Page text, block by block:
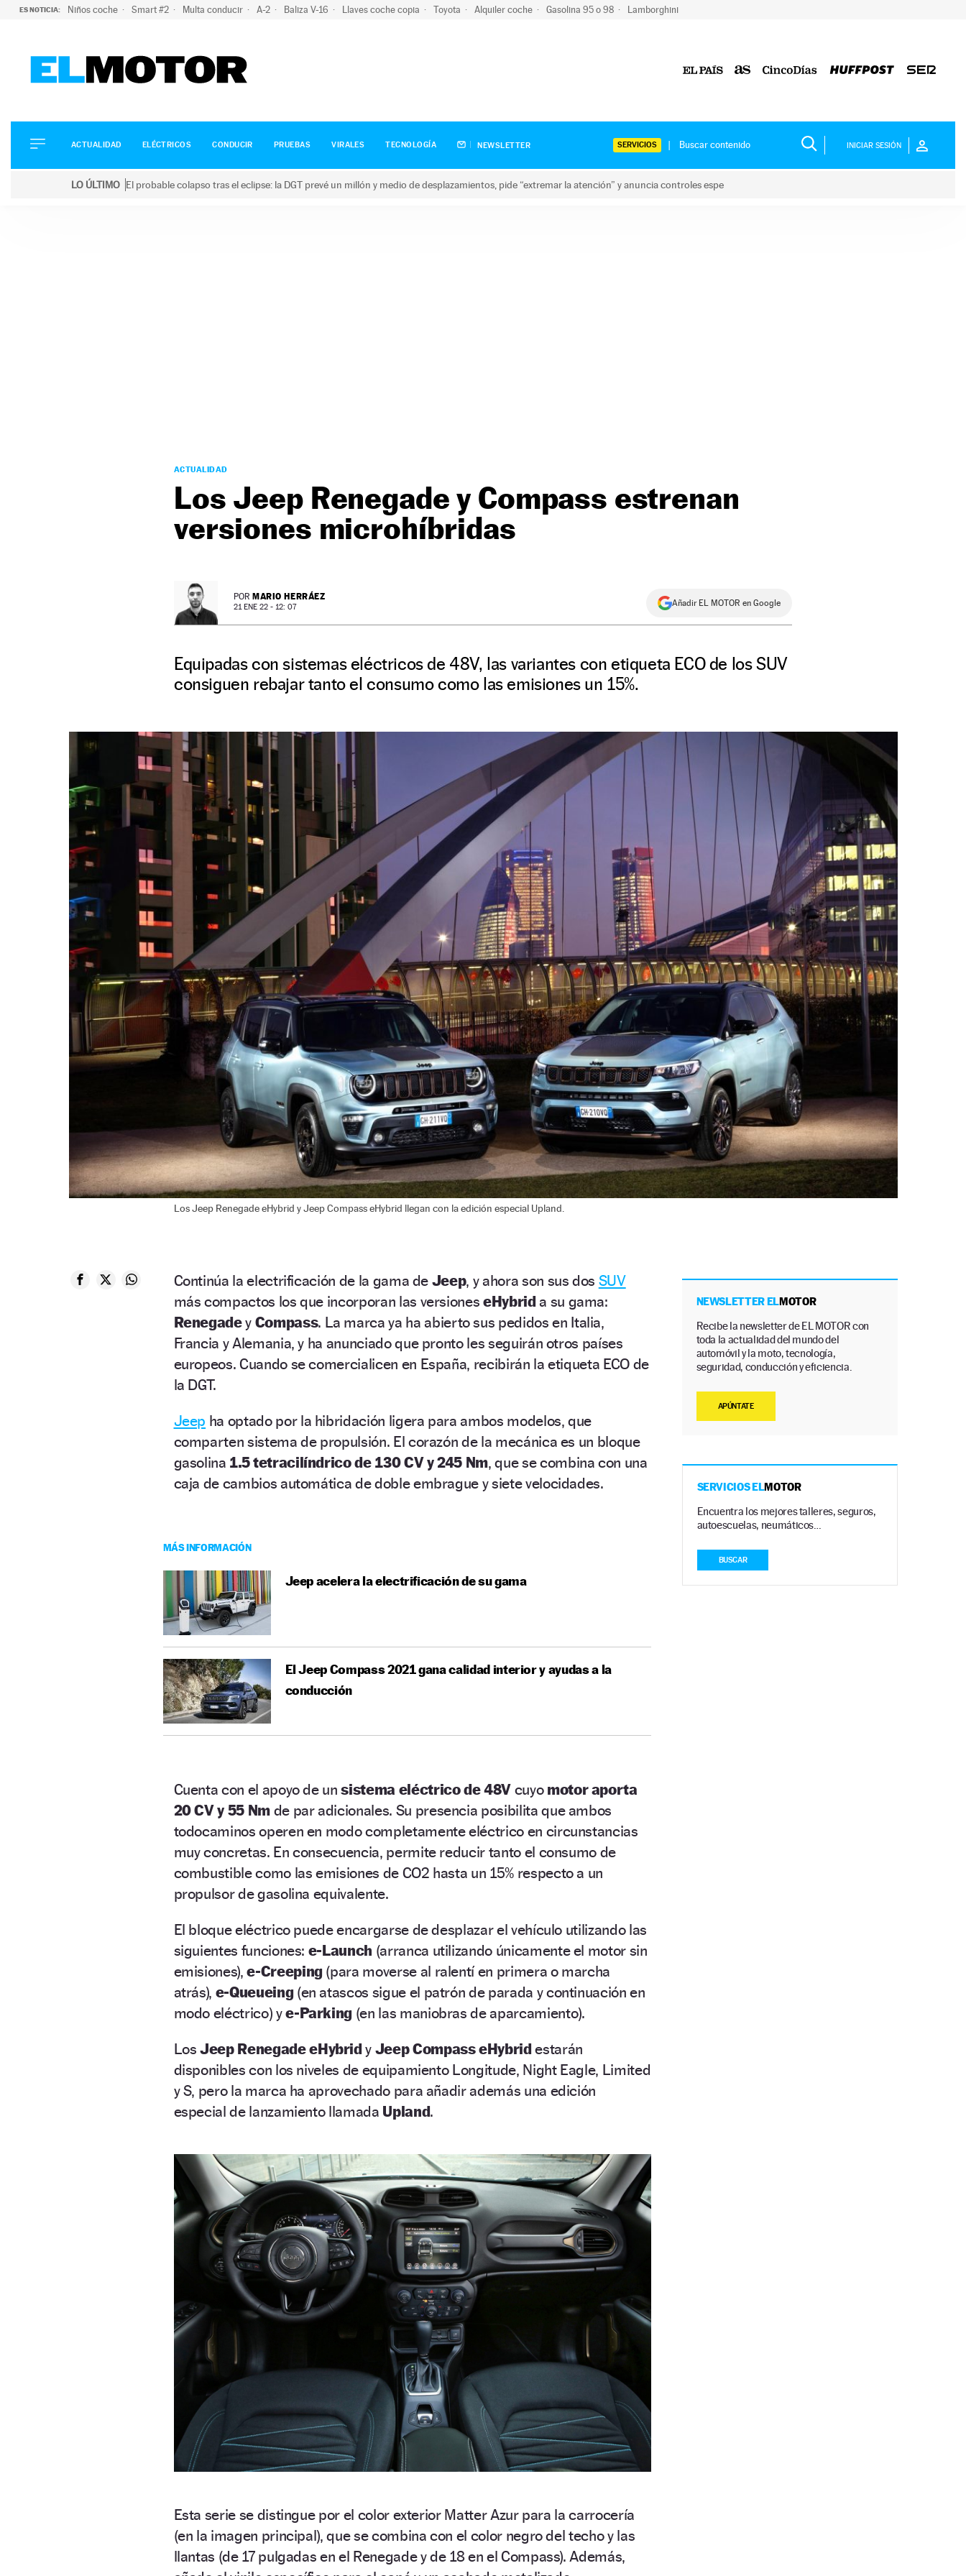
ES NOTICIA: Niños coche Smart #2 Multa conducir A-2 Baliza V-16 Llaves coche copia Toyota Alquiler coche Gasolina 95 o 98 Lamborghini
ELÉCTRICOS
CONDUCIR
ACTUALIDAD ELÉCTRICOS CONDUCIR PRUEBAS VIRALES TECNOLOGÍA NEWSLETTER SERVICIOS INICIAR SESIÓN
LO ÚLTIMO El probable colapso tras el eclipse: la DGT prevé un millón y medio de desplazamientos, pide “extremar la atención” y anuncia controles espe
ACTUALIDAD
Los Jeep Renegade y Compass estrenan
versiones microhíbridas
POR MARIO HERRÁEZ
21 ENE 22 - 12: 07 Añadir EL MOTOR en Google
Equipadas con sistemas eléctricos de 48V, las variantes con etiqueta ECO de los SUV
consiguen rebajar tanto el consumo como las emisiones un 15%.
Los Jeep Renegade eHybrid y Jeep Compass eHybrid llegan con la edición especial Upland.
Continúa la electrificación de la gama de Jeep, y ahora son sus dos SUV
más compactos los que incorporan las versioneseHybrida su gama:
Renegadey Compass. La marca ya ha abierto sus pedidos en Italia,
Francia y Alemania, y ha anunciado que pronto les seguirán otros países
europeos. Cuando se comercialicen en España, recibirán la etiqueta ECO de
la DGT.
Jeep ha optado por la hibridación ligera para ambos modelos, que
comparten sistema de propulsión. El corazón de la mecánica es un bloque
gasolina 1.5 tetracilíndrico de 130 CV y 245 Nm, que se combina con una
caja de cambios automática de doble embrague y siete velocidades.
MÁS INFORMACIÓN
Jeep acelera la electrificación de su gama
El Jeep Compass 2021 gana calidad interior y ayudas a la
conducción
Cuenta con el apoyo de unsistema eléctrico de 48V cuyo motor aporta
20 CV y 55 Nmde par adicionales. Su presencia posibilita que ambos
todocaminos operen en modo completamente eléctrico en circunstancias
muy concretas. En consecuencia, permite reducir tanto el consumo de
combustible como las emisiones de CO2 hasta un 15% respecto a un
propulsor de gasolina equivalente.
El bloque eléctrico puede encargarse de desplazar el vehículo utilizando las
siguientes funciones: e-Launch (arranca utilizando únicamente el motor sin
emisiones),e-Creeping(para moverse al ralentí en primera o marcha
atrás), e-Queueing(en atascos sigue el patrón de parada y continuación en
modo eléctrico) ye-Parking (en las maniobras de aparcamiento).
LosJeep Renegade eHybridy Jeep Compass eHybridestarán
disponibles con los niveles de equipamiento Longitude, Night Eagle, Limited
y S, pero la marca ha aprovechado para añadir además una edición
especial de lanzamiento llamada Upland.
Esta serie se distingue por el color exterior Matter Azur para la carrocería
(en la imagen principal), que se combina con el color negro del techo y las
llantas (de 17 pulgadas en el Renegade y de 18 en el Compass). Además,
NEWSLETTER ELMOTOR
Recibe la newsletter de EL MOTOR con
toda la actualidad del mundo del
automóvil y la moto, tecnología,
seguridad, conducción y eficiencia.
APÚNTATE
SERVICIOS ELMOTOR
Encuentra los mejores talleres, seguros,
autoescuelas, neumáticos…
BUSCAR